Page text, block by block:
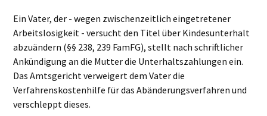
Ein Vater, der - wegen zwischenzeitlich eingetretener
Arbeitslosigkeit - versucht den Titel über Kindesunterhalt
abzuändern (§§ 238, 239 FamFG), stellt nach schriftlicher
Ankündigung an die Mutter die Unterhaltszahlungen ein.
Das Amtsgericht verweigert dem Vater die
Verfahrenskostenhilfe für das Abänderungsverfahren und
verschleppt dieses.